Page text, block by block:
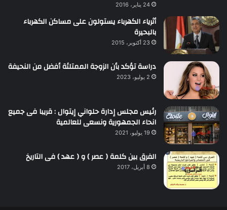
24 يناير، 2016
أثرياء الكهرباء يستولون على مساكن الكهرباء
بالبحيرة
23 أكتوبر، 2015
دراسة تؤكد بأن الزوجة الممتلئة أفضل من النحيفة
2 يوليو، 2023
رئيس مجلس إدارة حلواني إيتوال : قريبا فى جميع
انحاء الجمهورية ونسعى للعالمية
19 يوليو، 2021
الفرق بين كلمة ( عصر ) و ( عهد ) فى التاريخ
8 أبريل، 2017